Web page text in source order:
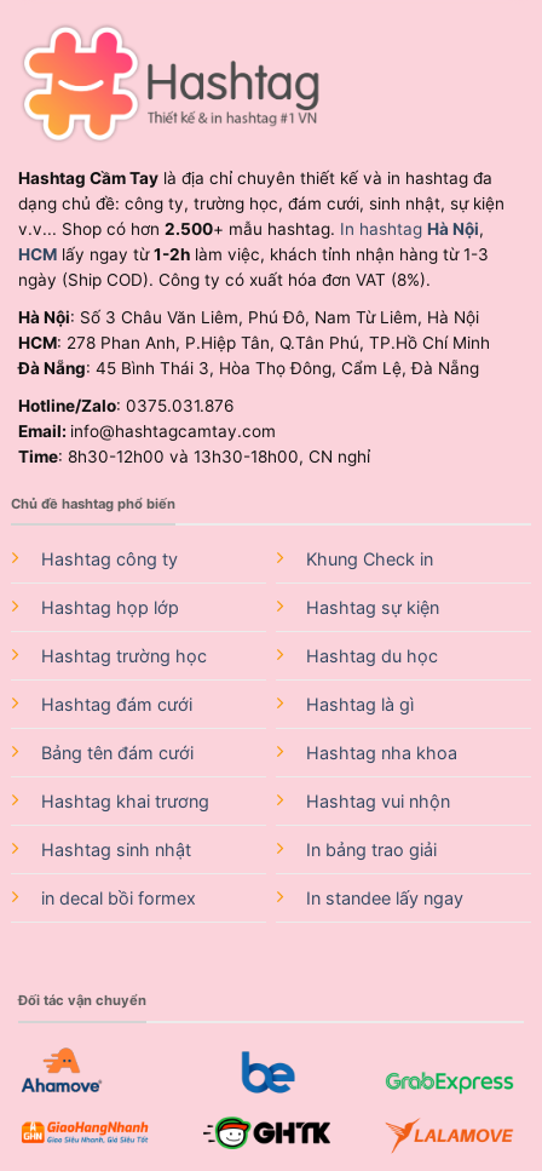
Hashtag Cầm Tay là địa chỉ chuyên thiết kế và in hashtag đa
dạng chủ đề: công ty, trường học, đám cưới, sinh nhật, sự kiện
v.v... Shop có hơn 2.500+ mẫu hashtag. In hashtag Hà Nội,
HCM lấy ngay từ1-2h làm việc, khách tỉnh nhận hàng từ 1-3
ngày (Ship COD). Công ty có xuất hóa đơn VAT (8%).
Hà Nội: Số 3 Châu Văn Liêm, Phú Đô, Nam Từ Liêm, Hà Nội
HCM: 278 Phan Anh, P.Hiệp Tân, Q.Tân Phú, TP.Hồ Chí Minh
Đà Nẵng: 45 Bình Thái 3, Hòa Thọ Đông, Cẩm Lệ, Đà Nẵng
Hotline/Zalo: 0375.031.876
Email: info@hashtagcamtay.com
Time: 8h30-12h00 và 13h30-18h00, CN nghỉ
Chủ đề hashtag phổ biến
Hashtag công ty
Hashtag họp lớp
Hashtag trường học
Hashtag đám cưới
Bảng tên đám cưới
Hashtag khai trương
Hashtag sinh nhật
in decal bồi formex
Khung Check in
Hashtag sự kiện
Hashtag du học
Hashtag là gì
Hashtag nha khoa
Hashtag vui nhộn
In bảng trao giải
In standee lấy ngay
Đối tác vận chuyển